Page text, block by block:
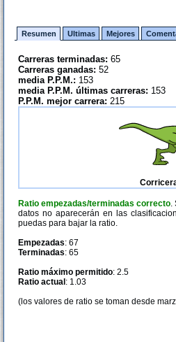
Resumen Ultimas Mejores
Carreras terminadas: 65
Carreras ganadas: 52
media P.P.M.: 153
media P.P.M. últimas carreras: 153
P.P.M. mejor carrera: 215
Ratio empezadas/terminadas correcto.
datos no aparecerán en las
puedas para bajar la ratio.
Empezadas: 67
Terminadas: 65
Ratio máximo permitido: 2.5
Ratio actual : 1.03
(los valores de ratio se toman desde